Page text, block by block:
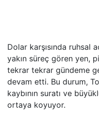
Dolar karşısında ruhsal
yakın süreç gören yen,
tekrar tekrar gündeme
devam etti. Bu durum,
kaybının suratı ve
ortaya koyuyor.